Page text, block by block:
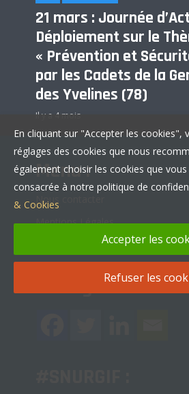
21 mars : Journée
Déploiement sur le
« Prévention et
par les Cadets de la
des Yvelines (78)
Il y a 4 mois
Menu :
Nous contacter
Mentions Légales
Politique de confidentialité
Partager :
En cliquant sur "Accepter les cookies",
réglages des cookies que nous
également choisir les cookies que
consacrée à notre politique de
& Cookies
Accepter les
Refuser les